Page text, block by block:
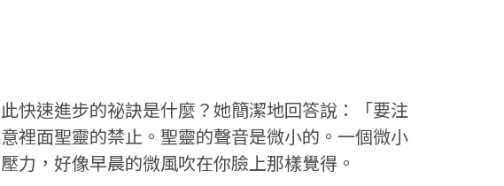
快速進步的祕訣是什麼？她簡潔地回答說：「要注
裡面聖靈的禁止。聖靈的聲音是微小的。一個微小
力，好像早晨的微風吹在你臉上那樣覺得。